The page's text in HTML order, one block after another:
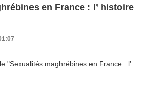
en France : l’ histoire